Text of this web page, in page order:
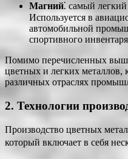
Магний⁚ самый
Используется в
автомобильной
спортивного
Помимо перечисленных
цветных и легких металлов,
различных отраслях
2. Технологии
Производство цветных
который включает в себя